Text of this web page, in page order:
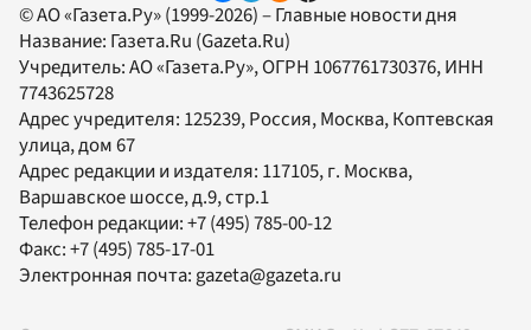
© АО «Газета.Ру» (1999-2026) – Главные новости дня
Название: Газета.Ru (Gazeta.Ru)
Учредитель:АО «Газета.Ру», ОГРН 1067761730376, ИНН
7743625728
Адрес учредителя: 125239, Россия, Москва, Коптевская
улица, дом 67
Адрес редакции и издателя: 117105, г. Москва,
Варшавское шоссе, д.9, стр.1
Телефон редакции:+7 (495) 785-00-12
Факс:+7 (495) 785-17-01
Электронная почта:gazeta@gazeta.ru